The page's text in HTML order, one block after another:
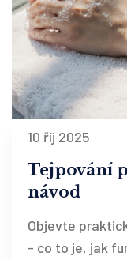
10 říj 2025
Tejpování
návod
Objevte
- co to je, jak